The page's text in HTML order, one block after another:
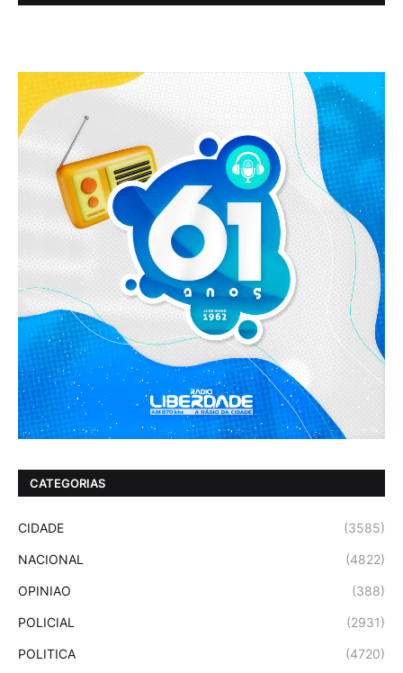
CATEGORIAS
CIDADE (3585)
NACIONAL (4822)
OPINIAO (388)
POLICIAL (2931)
POLITICA (4720)